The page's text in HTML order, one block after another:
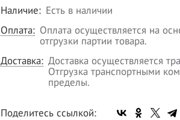
Наличие: Есть в наличии
Оплата: Оплата осуществляется на
отгрузки партии товара.
Доставка: Доставка осуществляется
Отгрузка транспортными
пределы.
Поделитесь ссылкой: